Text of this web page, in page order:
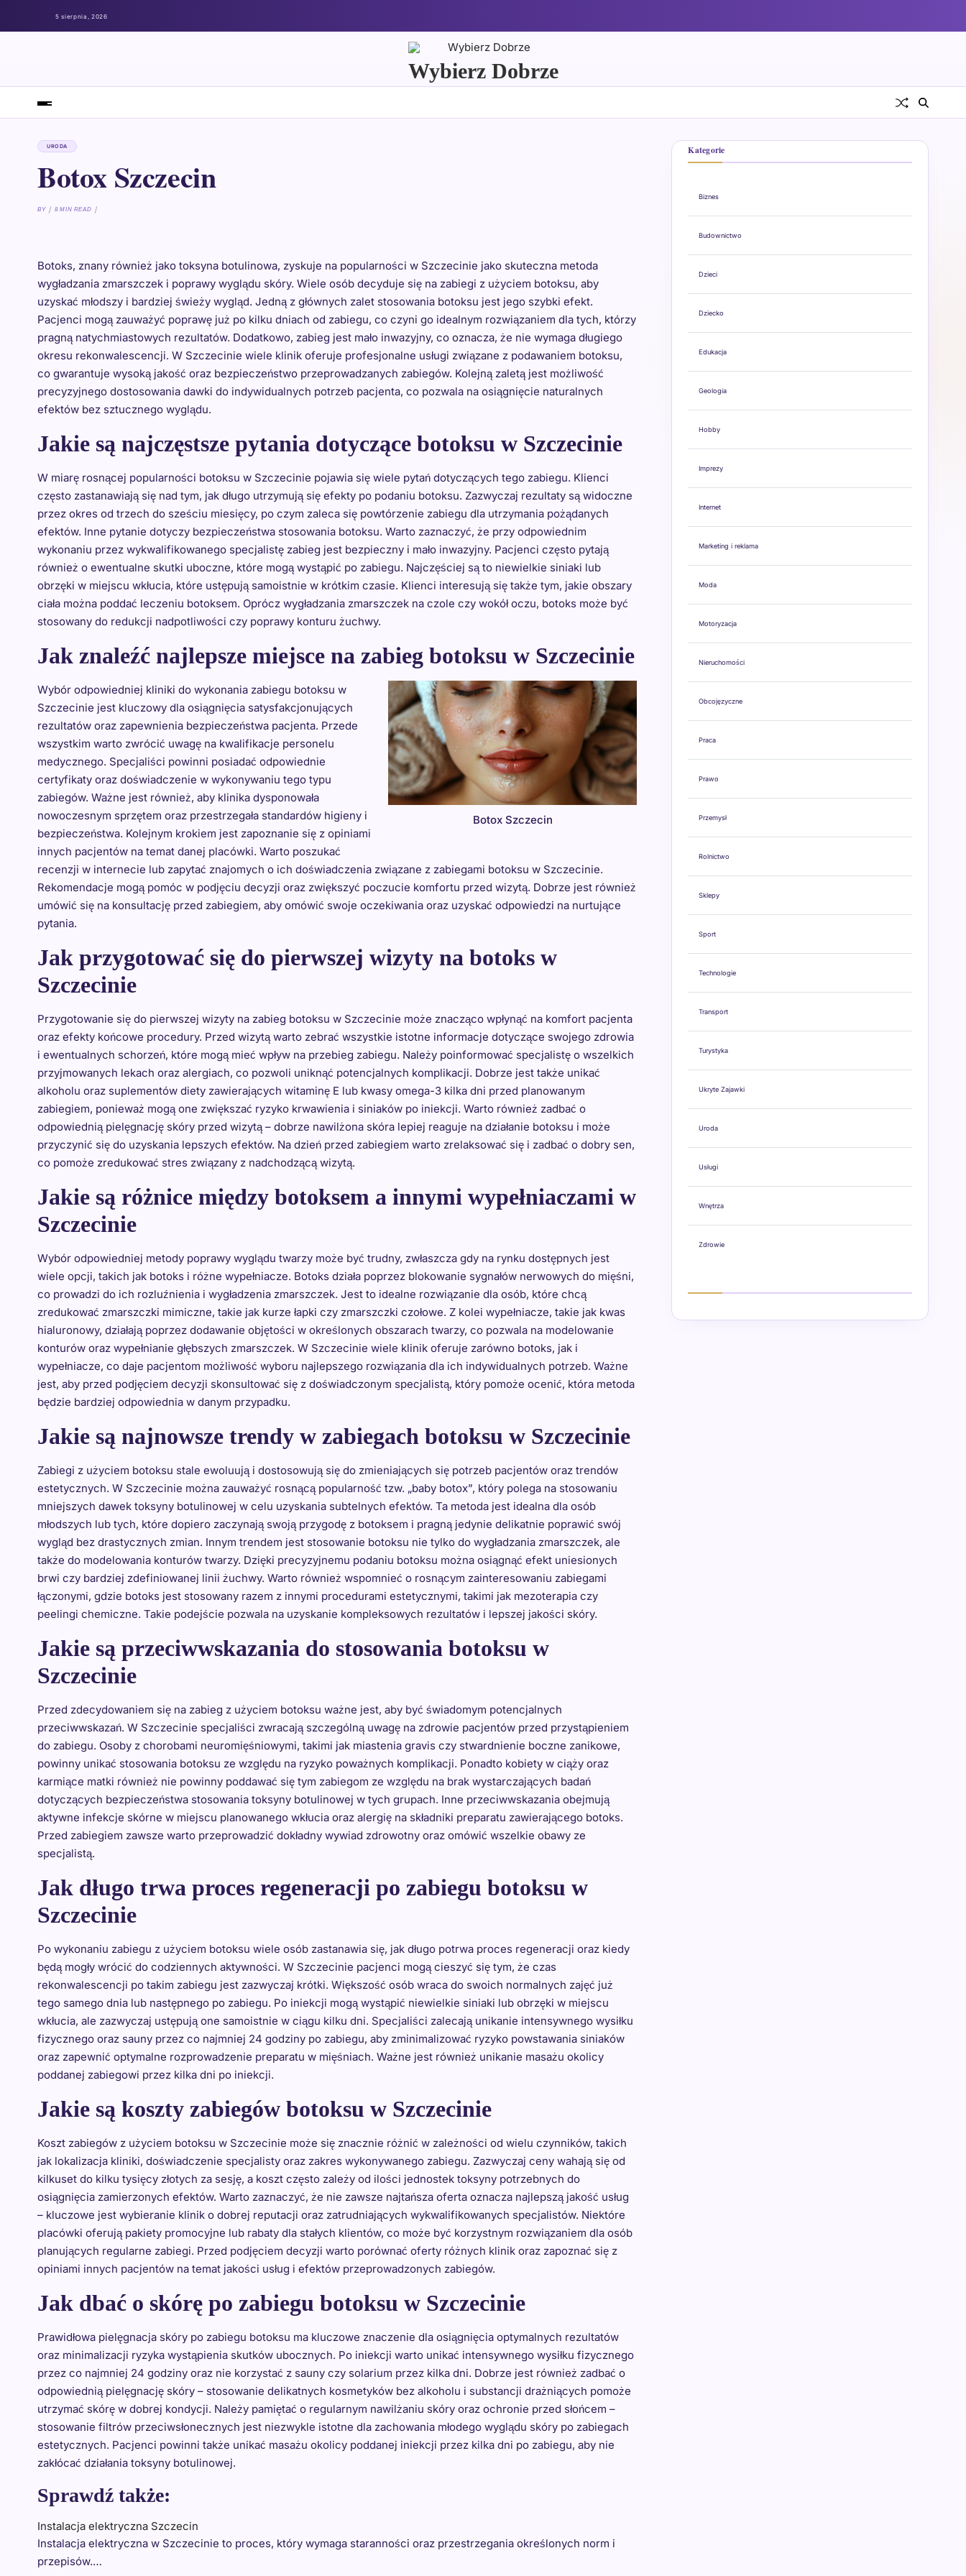
5 sierpnia, 2026
Wybierz Dobrze
URODA
Botox Szczecin
BY 8 MIN READ
Botoks, znany również jako toksyna botulinowa, zyskuje na popularności w Szczecinie jako skuteczna metoda
wygładzania zmarszczek i poprawy wyglądu skóry. Wiele osób decyduje się na zabiegi z użyciem botoksu, aby
uzyskać młodszy i bardziej świeży wygląd. Jedną z głównych zalet stosowania botoksu jest jego szybki efekt.
Pacjenci mogą zauważyć poprawę już po kilku dniach od zabiegu, co czyni go idealnym rozwiązaniem dla tych, którzy
pragną natychmiastowych rezultatów. Dodatkowo, zabieg jest mało inwazyjny, co oznacza, że nie wymaga długiego
okresu rekonwalescencji. W Szczecinie wiele klinik oferuje profesjonalne usługi związane z podawaniem botoksu,
co gwarantuje wysoką jakość oraz bezpieczeństwo przeprowadzanych zabiegów. Kolejną zaletą jest możliwość
precyzyjnego dostosowania dawki do indywidualnych potrzeb pacjenta, co pozwala na osiągnięcie naturalnych
efektów bez sztucznego wyglądu.
Jakie są najczęstsze pytania dotyczące botoksu w Szczecinie
W miarę rosnącej popularności botoksu w Szczecinie pojawia się wiele pytań dotyczących tego zabiegu. Klienci
często zastanawiają się nad tym, jak długo utrzymują się efekty po podaniu botoksu. Zazwyczaj rezultaty są widoczne
przez okres od trzech do sześciu miesięcy, po czym zaleca się powtórzenie zabiegu dla utrzymania pożądanych
efektów. Inne pytanie dotyczy bezpieczeństwa stosowania botoksu. Warto zaznaczyć, że przy odpowiednim
wykonaniu przez wykwalifikowanego specjalistę zabieg jest bezpieczny i mało inwazyjny. Pacjenci często pytają
również o ewentualne skutki uboczne, które mogą wystąpić po zabiegu. Najczęściej są to niewielkie siniaki lub
obrzęki w miejscu wkłucia, które ustępują samoistnie w krótkim czasie. Klienci interesują się także tym, jakie obszary
ciała można poddać leczeniu botoksem. Oprócz wygładzania zmarszczek na czole czy wokół oczu, botoks może być
stosowany do redukcji nadpotliwości czy poprawy konturu żuchwy.
Jak znaleźć najlepsze miejsce na zabieg botoksu w Szczecinie
Botox Szczecin
Wybór odpowiedniej kliniki do wykonania zabiegu botoksu w
Szczecinie jest kluczowy dla osiągnięcia satysfakcjonujących
rezultatów oraz zapewnienia bezpieczeństwa pacjenta. Przede
wszystkim warto zwrócić uwagę na kwalifikacje personelu
medycznego. Specjaliści powinni posiadać odpowiednie
certyfikaty oraz doświadczenie w wykonywaniu tego typu
zabiegów. Ważne jest również, aby klinika dysponowała
nowoczesnym sprzętem oraz przestrzegała standardów higieny i
bezpieczeństwa. Kolejnym krokiem jest zapoznanie się z opiniami
innych pacjentów na temat danej placówki. Warto poszukać
recenzji w internecie lub zapytać znajomych o ich doświadczenia związane z zabiegami botoksu w Szczecinie.
Rekomendacje mogą pomóc w podjęciu decyzji oraz zwiększyć poczucie komfortu przed wizytą. Dobrze jest również
umówić się na konsultację przed zabiegiem, aby omówić swoje oczekiwania oraz uzyskać odpowiedzi na nurtujące
pytania.
Jak przygotować się do pierwszej wizyty na botoks w
Szczecinie
Przygotowanie się do pierwszej wizyty na zabieg botoksu w Szczecinie może znacząco wpłynąć na komfort pacjenta
oraz efekty końcowe procedury. Przed wizytą warto zebrać wszystkie istotne informacje dotyczące swojego zdrowia
i ewentualnych schorzeń, które mogą mieć wpływ na przebieg zabiegu. Należy poinformować specjalistę o wszelkich
przyjmowanych lekach oraz alergiach, co pozwoli uniknąć potencjalnych komplikacji. Dobrze jest także unikać
alkoholu oraz suplementów diety zawierających witaminę E lub kwasy omega-3 kilka dni przed planowanym
zabiegiem, ponieważ mogą one zwiększać ryzyko krwawienia i siniaków po iniekcji. Warto również zadbać o
odpowiednią pielęgnację skóry przed wizytą – dobrze nawilżona skóra lepiej reaguje na działanie botoksu i może
przyczynić się do uzyskania lepszych efektów. Na dzień przed zabiegiem warto zrelaksować się i zadbać o dobry sen,
co pomoże zredukować stres związany z nadchodzącą wizytą.
Jakie są różnice między botoksem a innymi wypełniaczami w
Szczecinie
Wybór odpowiedniej metody poprawy wyglądu twarzy może być trudny, zwłaszcza gdy na rynku dostępnych jest
wiele opcji, takich jak botoks i różne wypełniacze. Botoks działa poprzez blokowanie sygnałów nerwowych do mięśni,
co prowadzi do ich rozluźnienia i wygładzenia zmarszczek. Jest to idealne rozwiązanie dla osób, które chcą
zredukować zmarszczki mimiczne, takie jak kurze łapki czy zmarszczki czołowe. Z kolei wypełniacze, takie jak kwas
hialuronowy, działają poprzez dodawanie objętości w określonych obszarach twarzy, co pozwala na modelowanie
konturów oraz wypełnianie głębszych zmarszczek. W Szczecinie wiele klinik oferuje zarówno botoks, jak i
wypełniacze, co daje pacjentom możliwość wyboru najlepszego rozwiązania dla ich indywidualnych potrzeb. Ważne
jest, aby przed podjęciem decyzji skonsultować się z doświadczonym specjalistą, który pomoże ocenić, która metoda
będzie bardziej odpowiednia w danym przypadku.
Jakie są najnowsze trendy w zabiegach botoksu w Szczecinie
Zabiegi z użyciem botoksu stale ewoluują i dostosowują się do zmieniających się potrzeb pacjentów oraz trendów
estetycznych. W Szczecinie można zauważyć rosnącą popularność tzw. „baby botox”, który polega na stosowaniu
mniejszych dawek toksyny botulinowej w celu uzyskania subtelnych efektów. Ta metoda jest idealna dla osób
młodszych lub tych, które dopiero zaczynają swoją przygodę z botoksem i pragną jedynie delikatnie poprawić swój
wygląd bez drastycznych zmian. Innym trendem jest stosowanie botoksu nie tylko do wygładzania zmarszczek, ale
także do modelowania konturów twarzy. Dzięki precyzyjnemu podaniu botoksu można osiągnąć efekt uniesionych
brwi czy bardziej zdefiniowanej linii żuchwy. Warto również wspomnieć o rosnącym zainteresowaniu zabiegami
łączonymi, gdzie botoks jest stosowany razem z innymi procedurami estetycznymi, takimi jak mezoterapia czy
peelingi chemiczne. Takie podejście pozwala na uzyskanie kompleksowych rezultatów i lepszej jakości skóry.
Jakie są przeciwwskazania do stosowania botoksu w
Szczecinie
Przed zdecydowaniem się na zabieg z użyciem botoksu ważne jest, aby być świadomym potencjalnych
przeciwwskazań. W Szczecinie specjaliści zwracają szczególną uwagę na zdrowie pacjentów przed przystąpieniem
do zabiegu. Osoby z chorobami neuromięśniowymi, takimi jak miastenia gravis czy stwardnienie boczne zanikowe,
powinny unikać stosowania botoksu ze względu na ryzyko poważnych komplikacji. Ponadto kobiety w ciąży oraz
karmiące matki również nie powinny poddawać się tym zabiegom ze względu na brak wystarczających badań
dotyczących bezpieczeństwa stosowania toksyny botulinowej w tych grupach. Inne przeciwwskazania obejmują
aktywne infekcje skórne w miejscu planowanego wkłucia oraz alergię na składniki preparatu zawierającego botoks.
Przed zabiegiem zawsze warto przeprowadzić dokładny wywiad zdrowotny oraz omówić wszelkie obawy ze
specjalistą.
Jak długo trwa proces regeneracji po zabiegu botoksu w
Szczecinie
Po wykonaniu zabiegu z użyciem botoksu wiele osób zastanawia się, jak długo potrwa proces regeneracji oraz kiedy
będą mogły wrócić do codziennych aktywności. W Szczecinie pacjenci mogą cieszyć się tym, że czas
rekonwalescencji po takim zabiegu jest zazwyczaj krótki. Większość osób wraca do swoich normalnych zajęć już
tego samego dnia lub następnego po zabiegu. Po iniekcji mogą wystąpić niewielkie siniaki lub obrzęki w miejscu
wkłucia, ale zazwyczaj ustępują one samoistnie w ciągu kilku dni. Specjaliści zalecają unikanie intensywnego wysiłku
fizycznego oraz sauny przez co najmniej 24 godziny po zabiegu, aby zminimalizować ryzyko powstawania siniaków
oraz zapewnić optymalne rozprowadzenie preparatu w mięśniach. Ważne jest również unikanie masażu okolicy
poddanej zabiegowi przez kilka dni po iniekcji.
Jakie są koszty zabiegów botoksu w Szczecinie
Koszt zabiegów z użyciem botoksu w Szczecinie może się znacznie różnić w zależności od wielu czynników, takich
jak lokalizacja kliniki, doświadczenie specjalisty oraz zakres wykonywanego zabiegu. Zazwyczaj ceny wahają się od
kilkuset do kilku tysięcy złotych za sesję, a koszt często zależy od ilości jednostek toksyny potrzebnych do
osiągnięcia zamierzonych efektów. Warto zaznaczyć, że nie zawsze najtańsza oferta oznacza najlepszą jakość usług
– kluczowe jest wybieranie klinik o dobrej reputacji oraz zatrudniających wykwalifikowanych specjalistów. Niektóre
placówki oferują pakiety promocyjne lub rabaty dla stałych klientów, co może być korzystnym rozwiązaniem dla osób
planujących regularne zabiegi. Przed podjęciem decyzji warto porównać oferty różnych klinik oraz zapoznać się z
opiniami innych pacjentów na temat jakości usług i efektów przeprowadzonych zabiegów.
Jak dbać o skórę po zabiegu botoksu w Szczecinie
Prawidłowa pielęgnacja skóry po zabiegu botoksu ma kluczowe znaczenie dla osiągnięcia optymalnych rezultatów
oraz minimalizacji ryzyka wystąpienia skutków ubocznych. Po iniekcji warto unikać intensywnego wysiłku fizycznego
przez co najmniej 24 godziny oraz nie korzystać z sauny czy solarium przez kilka dni. Dobrze jest również zadbać o
odpowiednią pielęgnację skóry – stosowanie delikatnych kosmetyków bez alkoholu i substancji drażniących pomoże
utrzymać skórę w dobrej kondycji. Należy pamiętać o regularnym nawilżaniu skóry oraz ochronie przed słońcem –
stosowanie filtrów przeciwsłonecznych jest niezwykle istotne dla zachowania młodego wyglądu skóry po zabiegach
estetycznych. Pacjenci powinni także unikać masażu okolicy poddanej iniekcji przez kilka dni po zabiegu, aby nie
zakłócać działania toksyny botulinowej.
Sprawdź także:
Instalacja elektryczna Szczecin
Instalacja elektryczna w Szczecinie to proces, który wymaga staranności oraz przestrzegania określonych norm i
przepisów.…
Kategorie
Biznes
Budownictwo
Dzieci
Dziecko
Edukacja
Geologia
Hobby
Imprezy
Internet
Marketing i reklama
Moda
Motoryzacja
Nieruchomości
Obcojęzyczne
Praca
Prawo
Przemysł
Rolnictwo
Sklepy
Sport
Technologie
Transport
Turystyka
Ukryte Zajawki
Uroda
Usługi
Wnętrza
Zdrowie